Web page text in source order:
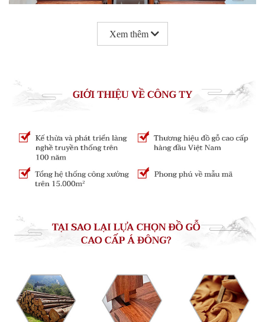
Bộ cặp ba minh đế hương 02– bức tranh
Bộ cặp ba minh đế hương 02thực sự là kết tinh
hoàn hảo giữa vẻ đẹp ý nghĩa, và kỹ thuật kết cấu.
hình tròn của ghế tượng trưng cho trời, lấy ý nghĩa
của trời, đạt được trung lập, cảnh giới “tam tài thiên,
đất, sinh thành dưỡng dục ”và“ đất trời sinh thành
”. Con người hoà mình ngồi giữa trời và đất, thể hiện
Xem thêm